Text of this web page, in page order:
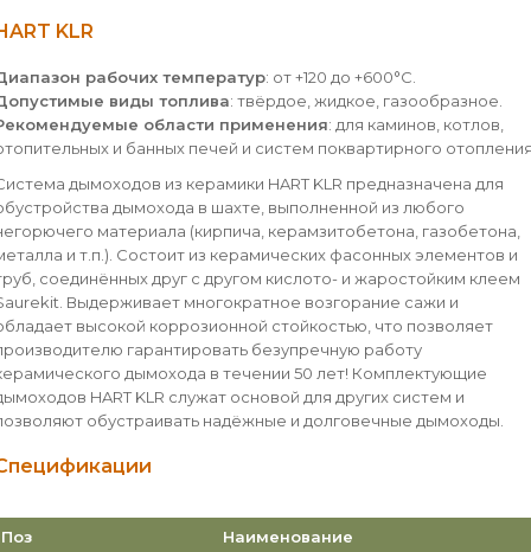
KLR
рабочих температур: от +120 до +600°С.
виды топлива: твёрдое, жидкое, газообразное.
области применения: для каминов, котлов,
и банных печей и систем поквартирного
дымоходов из керамики HART KLR предназначена для
дымохода в шахте, выполненной из любого
материала (кирпича, керамзитобетона, газобетона,
и т.п.). Состоит из керамических фасонных элементов и
соединённых друг с другом кислото- и жаростойким клеем
Выдерживает многократное возгорание сажи и
высокой коррозионной стойкостью, что позволяет
гарантировать безупречную работу
дымохода в течении 50 лет! Комплектующие
HART KLR служат основой для других систем и
обустраивать надёжные и долговечные дымоходы.
Поз Наименование